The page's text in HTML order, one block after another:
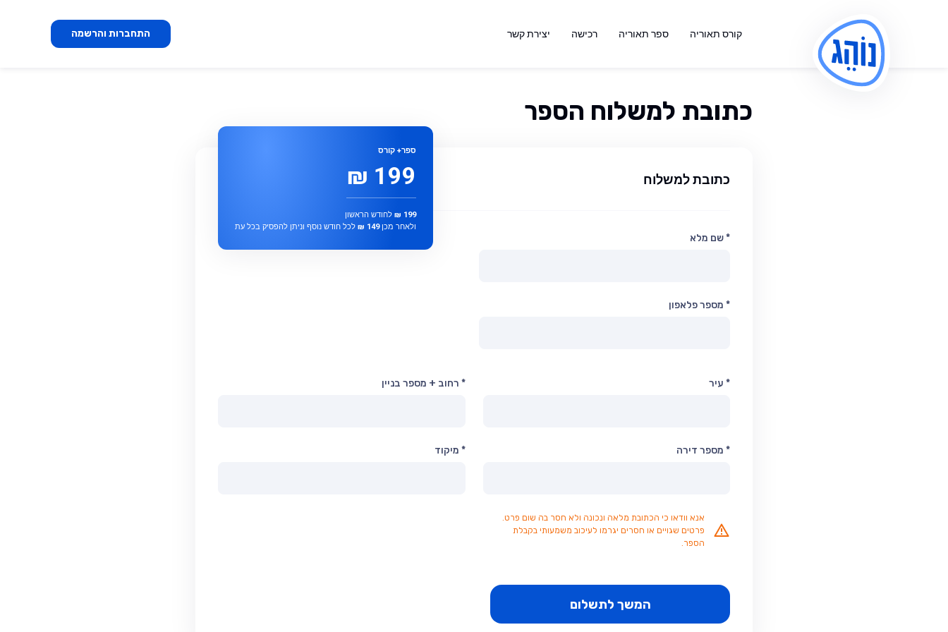
קורס תאוריה ספר תאוריה רכישה יצירת קשר התחברות והרשמה
כתובת למשלוח הספר
ספר+ קורס
199 ₪
199 ₪
לחודש הראשון
ולאחר מכן149 ₪ לכל חודש נוסף וניתן להפסיק בכל עת
כתובת למשלוח
* שם מלא
* מספר פלאפון
* עיר * רחוב + מספר בניין
* מספר דירה * מיקוד
אנא וודאו כי הכתובת מלאה ונכונה ולא חסר בה שום פרט.
פרטים שגויים או חסרים יגרמו לעיכוב משמעותי בקבלת
הספר.
המשך לתשלום